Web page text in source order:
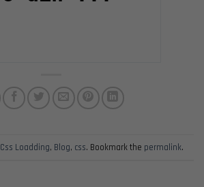
Css Loadding, Blog, css. Bookmark the permalink.